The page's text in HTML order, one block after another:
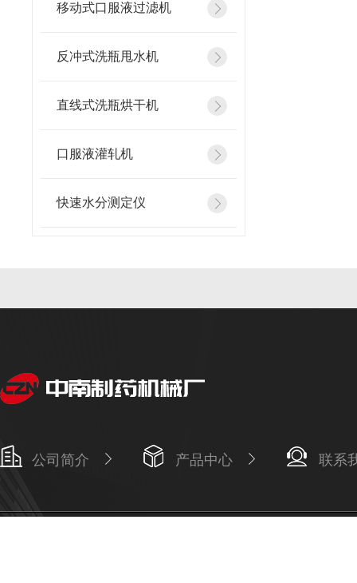
移动式口服液过滤机
反冲式洗瓶甩水机
直线式洗瓶烘干机
口服液灌轧机
快速水分测定仪
公司简介 产品中心 联系